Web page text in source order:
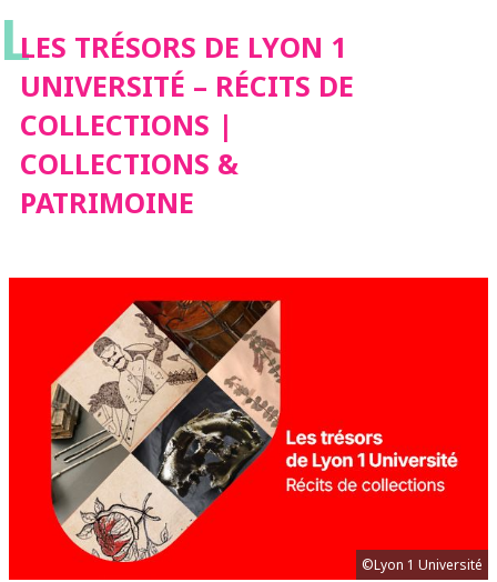
LLES TRÉSORS DE LYON 1
UNIVERSITÉ – RÉCITS DE
COLLECTIONS |
COLLECTIONS &
PATRIMOINE
©Lyon 1 Université